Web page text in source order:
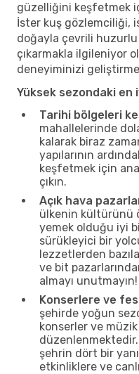
güzelliğini keşfetmek
İster kuş gözlemciliği,
doğayla çevrili huzurlu
çıkarmakla ilgileniyor
deneyiminizi
Yüksek sezondaki
Tarihi bölgeleri
mahallelerinde
kalarak biraz
yapılarının
keşfetmek için
çıkın.
Açık hava
ülkenin kültürünü
yemek olduğu iyi
sürükleyici bir
lezzetlerden
ve bit
almayı unutmayın!
Konserlere ve
şehirde yoğun
konserler ve
şehrin dört bir
etkinliklere ve